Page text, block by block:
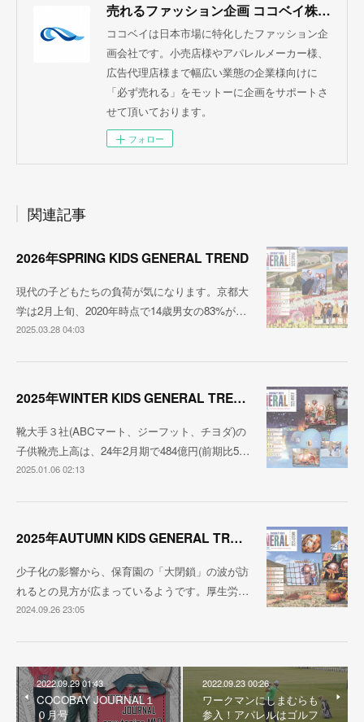
売れるファッション企画 ココベイ株式会社
ココベイは日本市場に特化したファッション企
画会社です。小売店様やアパレルメーカー様、
広告代理店様まで幅広い業態の企業様向けに
「必ず売れる」をモットーに企画をサポートさ
せて頂いております。
フォロー
関連記事
2026年SPRING KIDS GENERAL TREND
現代の子どもたちの負荷が気になります。京都大
学は2月上旬、2020年時点で14歳男女の83%が…
2025.03.28 04:03
2025年WINTER KIDS GENERAL TREND
靴大手３社(ABCマート、ジーフット、チヨダ)の
子供靴売上高は、24年2月期で484億円(前期比5…
2025.01.06 02:13
2025年AUTUMN KIDS GENERAL TREND
少子化の影響から、保育園の「大閉鎖」の波が訪
れるとの見方が広まっているようです。厚生労…
2024.09.26 23:05
2022.09.29 01:43
COCOBAY JOURNAL１
０月号
2022.09.23 00:26
ワークマンにしまむらも
参入！アパレルはゴルフ